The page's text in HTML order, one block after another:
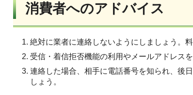
消費者へのアドバイス
絶対に業者に連絡しないようにしましょう。
受信・着信拒否機能の利用やメールアドレス
連絡した場合、相手に電話番号を知られ、後
しょう。